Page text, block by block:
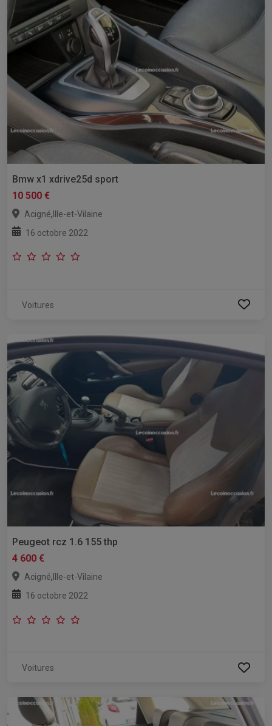
Bmw x1 xdrive25d sport
10 500 €
Acigné, Ille-et-Vilaine
16 octobre 2022
Voitures
Peugeot rcz 1.6 155 thp
4 600 €
Acigné, Ille-et-Vilaine
16 octobre 2022
Voitures